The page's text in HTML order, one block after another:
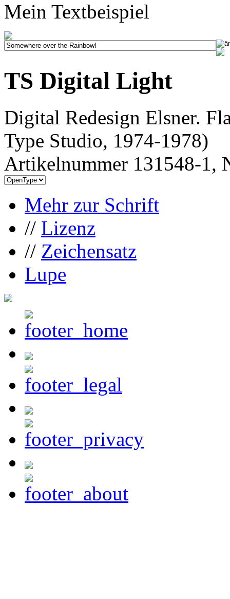
Mein Textbeispiel
TS Digital Light
Digital Redesign Elsner.
Type Studio, 1974-1978)
Artikelnummer 131548-1,
Mehr zur Schrift
// Lizenz
// Zeichensatz
Lupe